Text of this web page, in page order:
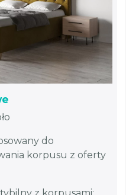
do
korpusu z oferty